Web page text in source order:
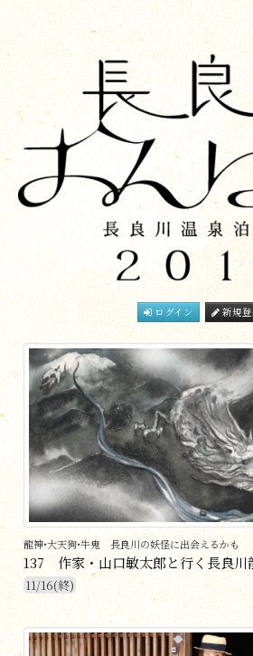
ログイン 新規登
龍神•大天狗•牛鬼 長良川の妖怪に出会えるかも
137 作家・山口敏太郎と行く長良川
11/16(終)